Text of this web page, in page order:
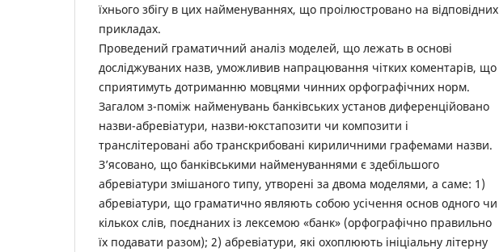
їхнього збігу в цих найменуваннях, що проілюстровано на відповідних
прикладах.
Проведений граматичний аналіз моделей, що лежать в основі
досліджуваних назв, уможливив напрацювання чітких коментарів, що
сприятимуть дотриманню мовцями чинних орфографічних норм.
Загалом з-поміж найменувань банківських установ диференційовано
назви-абревіатури, назви-юкстапозити чи композити і
транслітеровані або транскрибовані кириличними ­графемами назви.
З’ясовано, що банківськими найменуваннями є здебільшого
абревіатури змішаного типу, утворені за двома моделями, а саме: 1)
абревіатури, що граматично являють собою усічення основ одного чи
кількох слів, поєднаних із лексемою «банк» (орфографічно правильно
їх подавати разом); 2) абревіатури, які охоплюють ініціальну літерну